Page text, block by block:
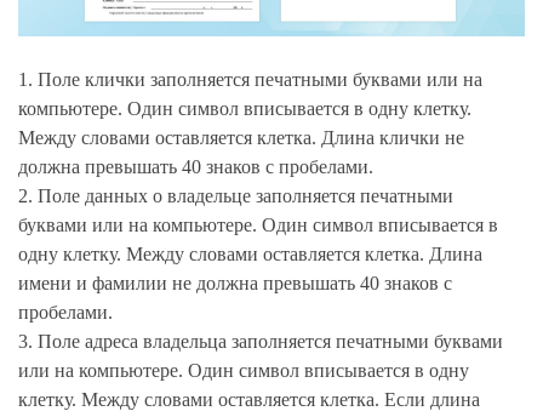
1. Поле клички заполняется печатными буквами или на
компьютере. Один символ вписывается в одну клетку.
Между словами оставляется клетка. Длина клички не
должна превышать 40 знаков с пробелами.
2. Поле данных о владельце заполняется печатными
буквами или на компьютере. Один символ вписывается в
одну клетку. Между словами оставляется клетка. Длина
имени и фамилии не должна превышать 40 знаков с
пробелами.
3. Поле адреса владельца заполняется печатными буквами
или на компьютере. Один символ вписывается в одну
клетку. Между словами оставляется клетка. Если длина